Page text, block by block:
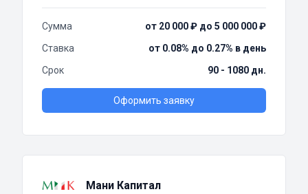
Сумма
от 20 000 ₽ до 5 000 000 ₽
Ставка
от 0.08% до 0.27% в день
Срок
90 - 1080 дн.
Оформить заявку
Мани Капитал